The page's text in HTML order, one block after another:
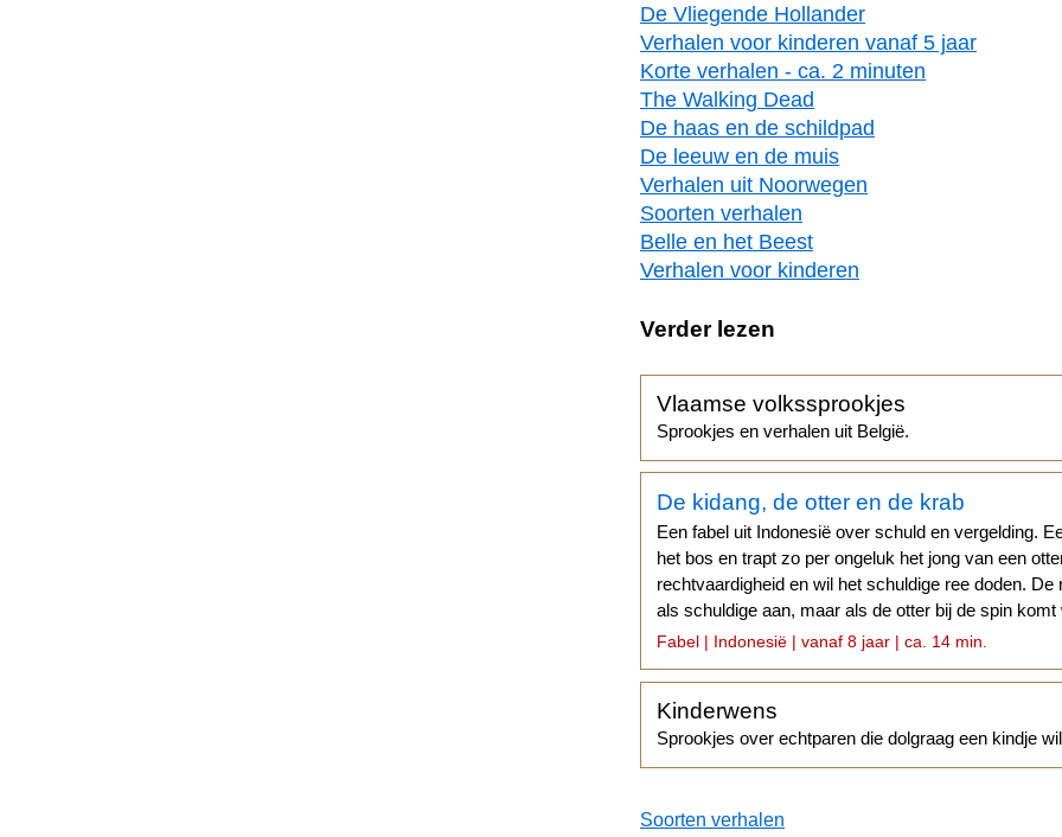
De Vliegende Hollander
Verhalen voor kinderen vanaf 5 jaar
Korte verhalen - ca. 2 minuten
The Walking Dead
De haas en de schildpad
De leeuw en de muis
Verhalen uit Noorwegen
Soorten verhalen
Belle en het Beest
Verhalen voor kinderen
Verder lezen
Vlaamse volkssprookjes
Sprookjes en verhalen uit België.
De kidang, de otter en de krab
Een fabel uit Indonesië over schuld en vergelding.
het bos en trapt zo per ongeluk het jong van een
rechtvaardigheid en wil het schuldige ree doden.
als schuldige aan, maar als de otter bij de spin
anderen.
Fabel | Indonesië | vanaf 8 jaar | ca. 14 min.
Kinderwens
Sprookjes over echtparen die dolgraag een kindje
Soorten verhalen